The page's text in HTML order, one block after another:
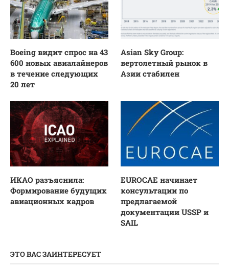
Boeing видит спрос на 43
600 новых авиалайнеров
в течение следующих
20 лет
Asian Sky Group:
вертолетный рынок в
Азии стабилен
ИКАО разъяснила:
Формирование будущих
авиационных кадров
EUROCAE начинает
консультации по
предлагаемой
документации USSP и
SAIL
ЭТО ВАС ЗАИНТЕРЕСУЕТ